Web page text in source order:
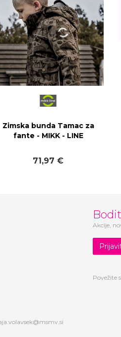
Zimska bunda Tamac za
fante - MIKK - LINE
71,97 €
Akcije,
Povežite